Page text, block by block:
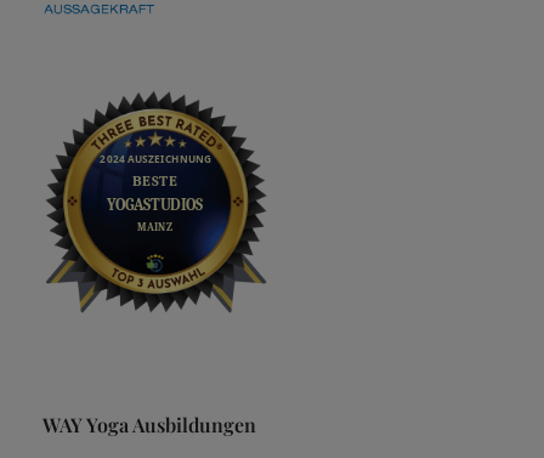
WAY Yoga Ausbildungen